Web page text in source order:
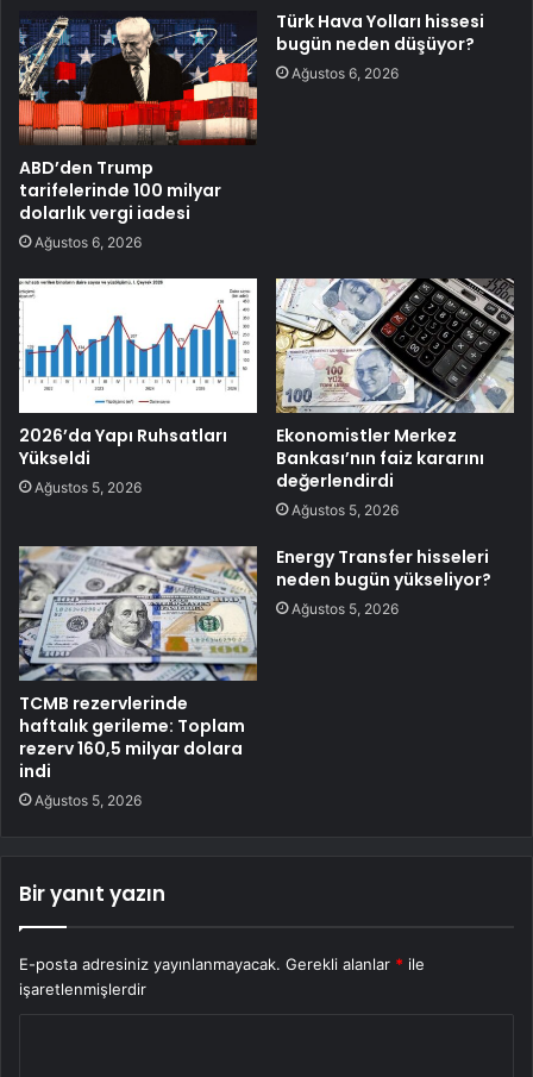
ABD’den Trump
tarifelerinde 100 milyar
dolarlık vergi iadesi
Ağustos 6, 2026
Türk Hava Yolları hissesi
bugün neden düşüyor?
Ağustos 6, 2026
2026’da Yapı Ruhsatları
Yükseldi
Ağustos 5, 2026
Ekonomistler Merkez
Bankası’nın faiz kararını
değerlendirdi
Ağustos 5, 2026
TCMB rezervlerinde
haftalık gerileme: Toplam
rezerv 160,5 milyar dolara
indi
Ağustos 5, 2026
Energy Transfer hisseleri
neden bugün yükseliyor?
Ağustos 5, 2026
Bir yanıt yazın
E-posta adresiniz yayınlanmayacak. Gerekli alanlar * ile
işaretlenmişlerdir